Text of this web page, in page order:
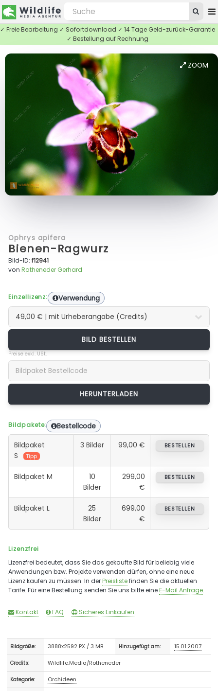
✓ Freie Bearbeitung ✓ Sofortdownload ✓ 14 Tage Geld-zurück-Garantie
✓ Bestellung auf Rechnung
ZOOM
Ophrys apifera
Bienen-Ragwurz
Bild-ID:f12941
vonRotheneder Gerhard
Einzellizenz: Verwendung
BILD BESTELLEN
Preise exkl. USt.
Bildpakete: Bestellcode
Bildpaket
S
Tipp
3 Bilder 99,00 € BESTELLEN
Bildpaket M
10
Bilder
299,00
€
BESTELLEN
Bildpaket L
25
Bilder
699,00
€
BESTELLEN
Lizenzfrei
Lizenzfrei bedeutet, dass Sie das gekaufte Bild für beliebig viele
Anwendungen bzw. Projekte verwenden dürfen, ohne eine neue
Lizenz kaufen zu müssen. In derPreislistefinden Sie die aktuellen
Tarife. Für eine Bestellung senden Sie uns bitte eineE-Mail Anfrage.
Kontakt FAQ Sicheres Einkaufen
Bildgröße: 3888x2592 PX / 3 MB Hinzugefügt am: 15.01.2007
Credits: Wildlife.Media/Rotheneder
Kategorie: Orchideen